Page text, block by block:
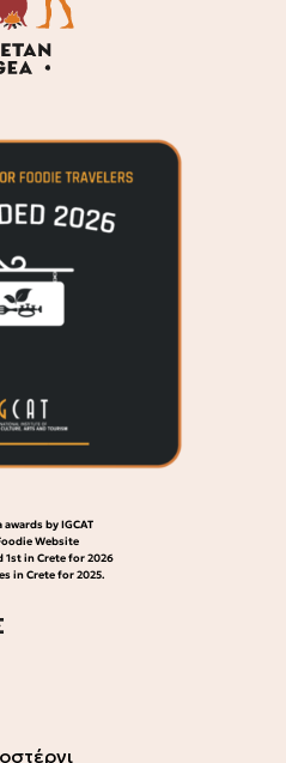
awards by IGCAT
Website
1st in Crete for 2026
in Crete for 2025.